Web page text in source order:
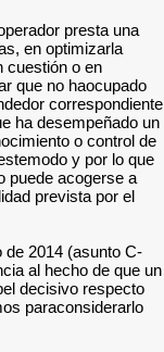
presta una
en optimizarla
cuestión o en
que no haocupado
correspondiente
ha desempeñado un
o control de
y por lo que
puede acogerse a
prevista por el
de 2014 (asunto C-
al hecho de que un
decisivo respecto
paraconsiderarlo